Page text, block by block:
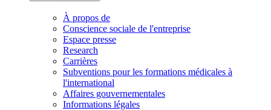
À propos de
Conscience sociale de l'entreprise
Espace presse
Research
Carrières
Subventions pour les formations médicales à
l'international
Affaires gouvernementales
Informations légales